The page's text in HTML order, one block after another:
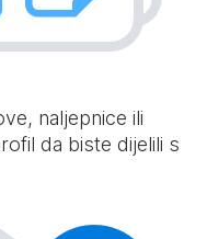
naljepnice ili
da biste dijelili s